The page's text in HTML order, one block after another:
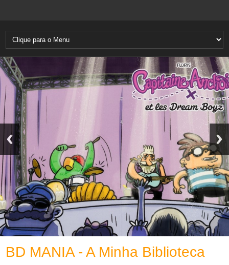
BD MANIA - A Minha Biblioteca